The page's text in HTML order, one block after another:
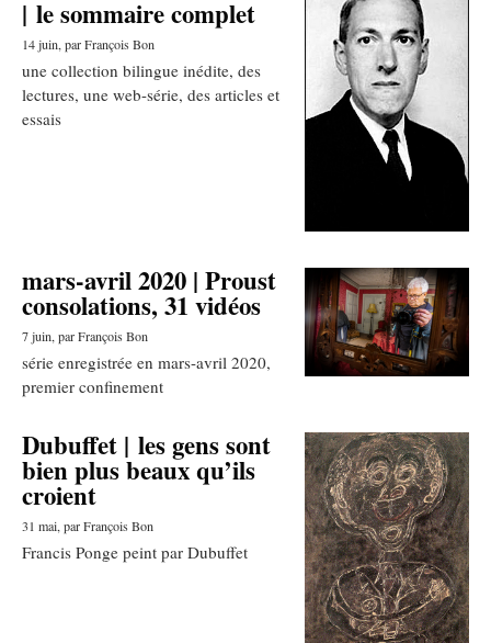
| le sommaire complet
14 juin, par François Bon
une collection bilingue inédite, des
lectures, une web-série, des articles et
essais
mars-avril 2020 | Proust
consolations, 31 vidéos
7 juin, par François Bon
série enregistrée en mars-avril 2020,
premier confinement
Dubuffet | les gens sont
bien plus beaux qu’ils
croient
31 mai, par François Bon
Francis Ponge peint par Dubuffet